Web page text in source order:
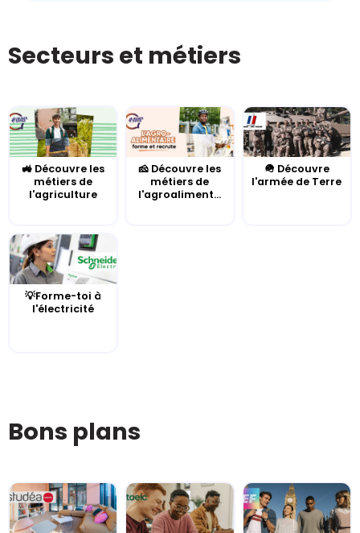
Secteurs et métiers
🚜 Découvre les
métiers de
l'agriculture
🧀 Découvre les
métiers de
l'agroaliment...
🪖 Découvre
l'armée de Terre
💡Forme-toi à
l'électricité
Bons plans